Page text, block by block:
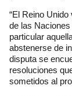
“El Reino
de las
particular
abstenerse de
disputa se
resoluciones
sometidos al